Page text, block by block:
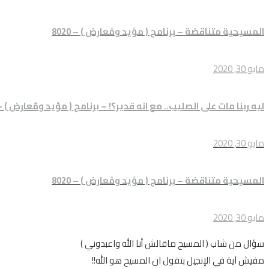
المسيحية متناقضة – برنامج ( مؤيد ومُعارض ) – 8020
مايو 30, 2020
ليه ربنا مات على الصليب.. مع انه قدير؟! – برنامج ( مؤيد ومُعارض ) –
مايو 30, 2020
المسيحية متناقضة – برنامج ( مؤيد ومُعارض ) – 8020
مايو 30, 2020
سؤال من شاب ( المسيح ماقالش أنا الله واعبدوني )
مفيش آية في الإنجيل بتقول ان المسيح هو الله!!